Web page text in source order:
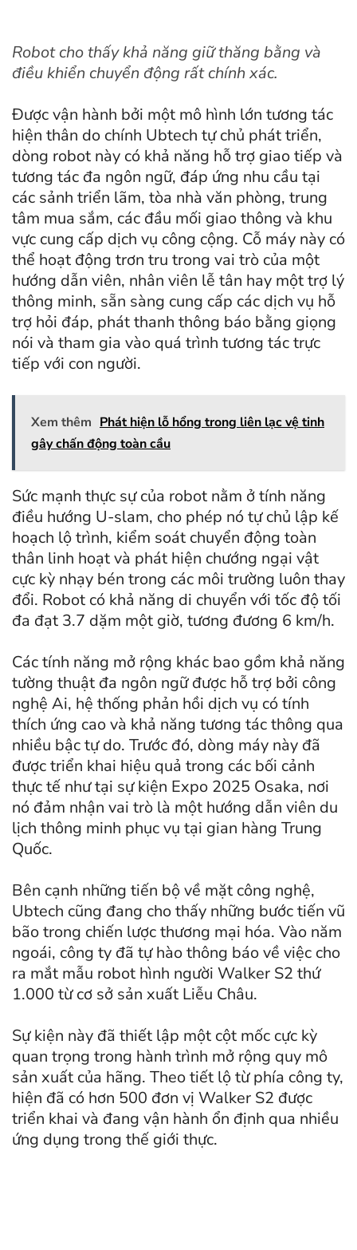
Robot cho thấy khả năng giữ thăng bằng và
điều khiển chuyển động rất chính xác.
Được vận hành bởi một mô hình lớn tương tác
hiện thân do chính Ubtech tự chủ phát triển,
dòng robot này có khả năng hỗ trợ giao tiếp và
tương tác đa ngôn ngữ, đáp ứng nhu cầu tại
các sảnh triển lãm, tòa nhà văn phòng, trung
tâm mua sắm, các đầu mối giao thông và khu
vực cung cấp dịch vụ công cộng. Cỗ máy này có
thể hoạt động trơn tru trong vai trò của một
hướng dẫn viên, nhân viên lễ tân hay một trợ lý
thông minh, sẵn sàng cung cấp các dịch vụ hỗ
trợ hỏi đáp, phát thanh thông báo bằng giọng
nói và tham gia vào quá trình tương tác trực
tiếp với con người.
Xem thêm Phát hiện lỗ hổng trong liên lạc vệ tinh
gây chấn động toàn cầu
Sức mạnh thực sự của robot nằm ở tính năng
điều hướng U-slam, cho phép nó tự chủ lập kế
hoạch lộ trình, kiểm soát chuyển động toàn
thân linh hoạt và phát hiện chướng ngại vật
cực kỳ nhạy bén trong các môi trường luôn thay
đổi. Robot có khả năng di chuyển với tốc độ tối
đa đạt 3.7 dặm một giờ, tương đương 6 km/h.
Các tính năng mở rộng khác bao gồm khả năng
tường thuật đa ngôn ngữ được hỗ trợ bởi công
nghệ Ai, hệ thống phản hồi dịch vụ có tính
thích ứng cao và khả năng tương tác thông qua
nhiều bậc tự do. Trước đó, dòng máy này đã
được triển khai hiệu quả trong các bối cảnh
thực tế như tại sự kiện Expo 2025 Osaka, nơi
nó đảm nhận vai trò là một hướng dẫn viên du
lịch thông minh phục vụ tại gian hàng Trung
Quốc.
Bên cạnh những tiến bộ về mặt công nghệ,
Ubtech cũng đang cho thấy những bước tiến vũ
bão trong chiến lược thương mại hóa. Vào năm
ngoái, công ty đã tự hào thông báo về việc cho
ra mắt mẫu robot hình người Walker S2 thứ
1.000 từ cơ sở sản xuất Liễu Châu.
Sự kiện này đã thiết lập một cột mốc cực kỳ
quan trọng trong hành trình mở rộng quy mô
sản xuất của hãng. Theo tiết lộ từ phía công ty,
hiện đã có hơn 500 đơn vị Walker S2 được
triển khai và đang vận hành ổn định qua nhiều
ứng dụng trong thế giới thực.